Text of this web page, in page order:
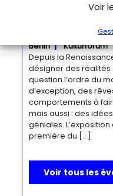
Voir
Du 27.11.2026
plus fou du
Berlin
Kulturforum
Depuis la
désigner des
question l’ordre du
d’exception, des
comportements à
mais aussi : des
géniales.
première du […]
Voir tous les